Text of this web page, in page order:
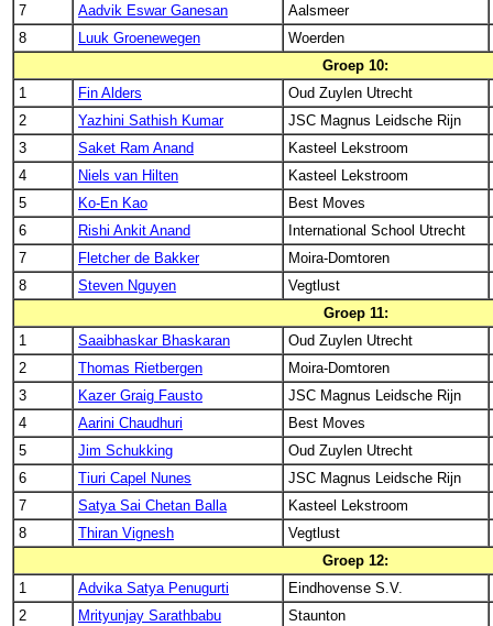
7
Aadvik Eswar Ganesan
Aalsmeer
8
Luuk Groenewegen
Woerden
Groep 10:
1
Fin Alders
Oud Zuylen Utrecht
2
Yazhini Sathish Kumar
JSC Magnus Leidsche Rijn
3
Saket Ram Anand
Kasteel Lekstroom
4
Niels van Hilten
Kasteel Lekstroom
5
Ko-En Kao
Best Moves
6
Rishi Ankit Anand
International School Utrecht
7
Fletcher de Bakker
Moira-Domtoren
8
Steven Nguyen
Vegtlust
Groep 11:
1
Saaibhaskar Bhaskaran
Oud Zuylen Utrecht
2
Thomas Rietbergen
Moira-Domtoren
3
Kazer Graig Fausto
JSC Magnus Leidsche Rijn
4
Aarini Chaudhuri
Best Moves
5
Jim Schukking
Oud Zuylen Utrecht
6
Tiuri Capel Nunes
JSC Magnus Leidsche Rijn
7
Satya Sai Chetan Balla
Kasteel Lekstroom
8
Thiran Vignesh
Vegtlust
Groep 12:
1
Advika Satya Penugurti
Eindhovense S.V.
2
Mrityunjay Sarathbabu
Staunton